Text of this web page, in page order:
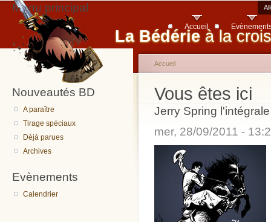
La Bédérie à la
Menu principal
Accueil
Nouveautés BD
A paraître
Tirage spéciaux
Déjà parues
Archives
Evènements
Calendrier
Vous êtes ici
Accueil
Jerry Spring
mer, 28/09/2011 -